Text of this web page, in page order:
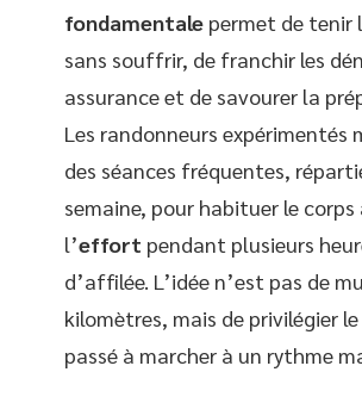
fondamentale permet de tenir
sans souffrir, de franchir les
assurance et de savourer la
Les randonneurs expérimentés
des séances fréquentes,
semaine, pour habituer le
l’effort pendant plusieurs
d’affilée. L’idée n’est pas de
kilomètres, mais de privilégier
passé à marcher à un rythme